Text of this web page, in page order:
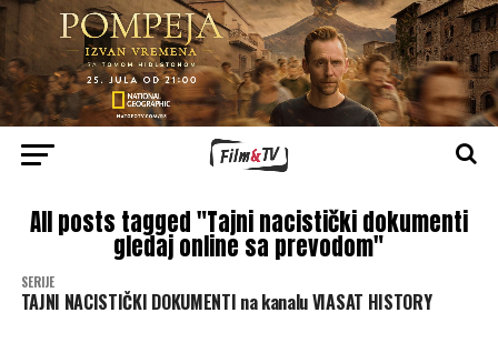
All posts tagged "Tajni nacistički dokumenti
gledaj online sa prevodom"
SERIJE
TAJNI NACISTIČKI DOKUMENTI na kanalu VIASAT HISTORY